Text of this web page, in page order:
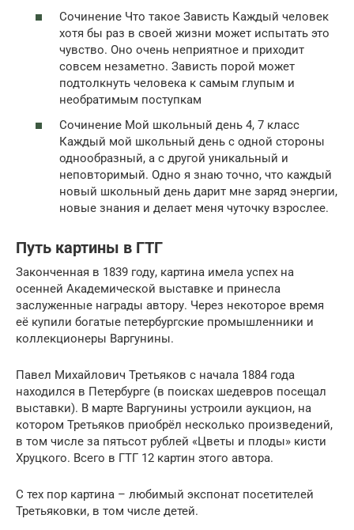
Сочинение Что такое Зависть Каждый человек
хотя бы раз в своей жизни может испытать это
чувство. Оно очень неприятное и приходит
совсем незаметно. Зависть порой может
подтолкнуть человека к самым глупым и
необратимым поступкам
Сочинение Мой школьный день 4, 7 класс
Каждый мой школьный день с одной стороны
однообразный, а с другой уникальный и
неповторимый. Одно я знаю точно, что каждый
новый школьный день дарит мне заряд энергии,
новые знания и делает меня чуточку взрослее.
Путь картины в ГТГ
Законченная в 1839 году, картина имела успех на
осенней Академической выставке и принесла
заслуженные награды автору. Через некоторое время
её купили богатые петербургские промышленники и
коллекционеры Варгунины.
Павел Михайлович Третьяков с начала 1884 года
находился в Петербурге (в поисках шедевров посещал
выставки). В марте Варгунины устроили аукцион, на
котором Третьяков приобрёл несколько произведений,
в том числе за пятьсот рублей «Цветы и плоды» кисти
Хруцкого. Всего в ГТГ 12 картин этого автора.
С тех пор картина – любимый экспонат посетителей
Третьяковки, в том числе детей.